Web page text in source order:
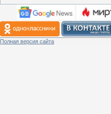
Полная версия сайта